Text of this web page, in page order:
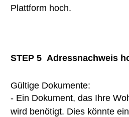
Plattform hoch.
STEP 5 Adressnachweis
Gültige Dokumente:
- Ein Dokument, das Ihre
wird benötigt. Dies könnte